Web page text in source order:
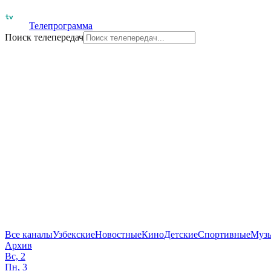
Телепрограмма
Поиск телепередач
Все каналыУзбекскиеНовостныеКиноДетскиеСпортивные
Архив
Вс, 2
Пн, 3